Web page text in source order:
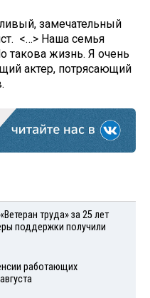
замечательный
<…> Наша семья
такова жизнь. Я очень
актер, потрясающий
труда» за 25 лет
поддержки получили
работающих